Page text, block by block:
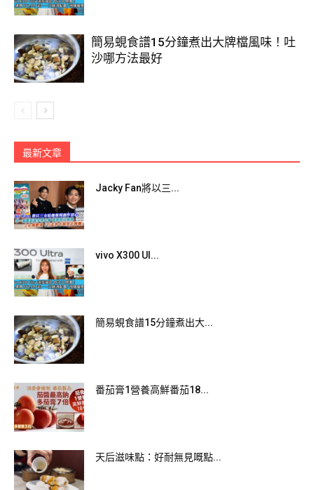
PHOTO/ IKEA Hong Kong
西瓜雪葩杯配西米涼粉 ($16)
在西瓜雪葩上加上煙韌的西米涼粉，有多重口感，消暑一流。
簡易蜆食譜15分鐘煮出大牌檔風味！吐
沙哪方法最好
最新文章
Jacky Fan將以三...
vivo X300 Ul...
簡易蜆食譜15分鐘煮出大...
番茄膏1營養高鮮番茄18...
天后滋味點：好耐無見嘅點...